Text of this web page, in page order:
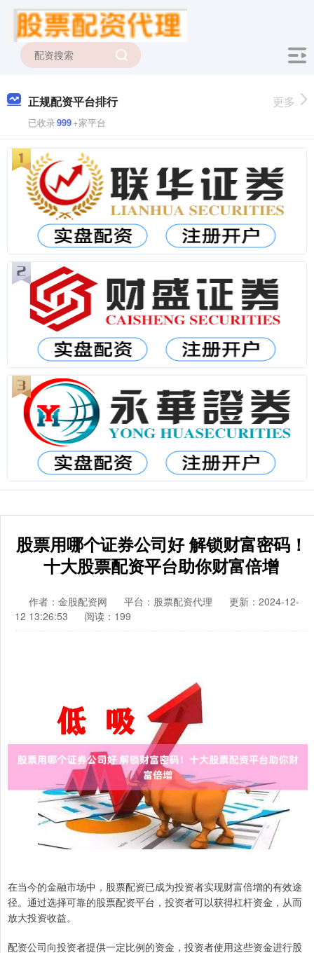
正规配资平台排行
已收录999+家平台
更多
股票用哪个证券公司好 解锁财富密码！
十大股票配资平台助你财富倍增
作者：金股配资网 平台：股票配资代理
更新：2024-12-
12 13:26:53
阅读：199
在当今的金融市场中，股票配资已成为投资者实现财富倍增的有效途
径。通过选择可靠的股票配资平台，投资者可以获得杠杆资金，从而
放大投资收益。
配资公司向投资者提供一定比例的资金，投资者使用这些资金进行股